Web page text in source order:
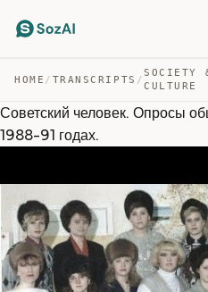
HOME / TRANSCRIPTS /
SOCIETY
CULTURE
Советский человек. Опросы
1988-91 годах.